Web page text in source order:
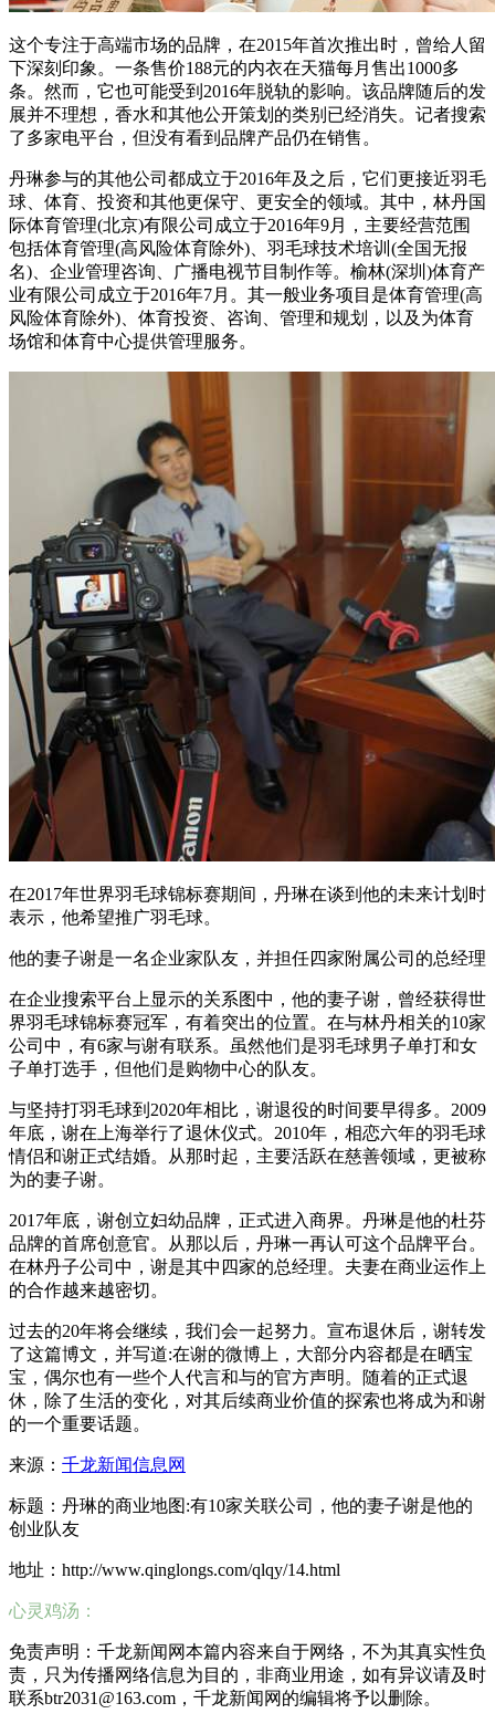
这个专注于高端市场的品牌，在2015年首次推出时，曾给人留
下深刻印象。一条售价188元的内衣在天猫每月售出1000多
条。然而，它也可能受到2016年脱轨的影响。该品牌随后的发
展并不理想，香水和其他公开策划的类别已经消失。记者搜索
了多家电平台，但没有看到品牌产品仍在销售。
丹琳参与的其他公司都成立于2016年及之后，它们更接近羽毛
球、体育、投资和其他更保守、更安全的领域。其中，林丹国
际体育管理(北京)有限公司成立于2016年9月，主要经营范围
包括体育管理(高风险体育除外)、羽毛球技术培训(全国无报
名)、企业管理咨询、广播电视节目制作等。榆林(深圳)体育产
业有限公司成立于2016年7月。其一般业务项目是体育管理(高
风险体育除外)、体育投资、咨询、管理和规划，以及为体育
场馆和体育中心提供管理服务。
在2017年世界羽毛球锦标赛期间，丹琳在谈到他的未来计划时
表示，他希望推广羽毛球。
他的妻子谢是一名企业家队友，并担任四家附属公司的总经理
在企业搜索平台上显示的关系图中，他的妻子谢，曾经获得世
界羽毛球锦标赛冠军，有着突出的位置。在与林丹相关的10家
公司中，有6家与谢有联系。虽然他们是羽毛球男子单打和女
子单打选手，但他们是购物中心的队友。
与坚持打羽毛球到2020年相比，谢退役的时间要早得多。2009
年底，谢在上海举行了退休仪式。2010年，相恋六年的羽毛球
情侣和谢正式结婚。从那时起，主要活跃在慈善领域，更被称
为的妻子谢。
2017年底，谢创立妇幼品牌，正式进入商界。丹琳是他的杜芬
品牌的首席创意官。从那以后，丹琳一再认可这个品牌平台。
在林丹子公司中，谢是其中四家的总经理。夫妻在商业运作上
的合作越来越密切。
过去的20年将会继续，我们会一起努力。宣布退休后，谢转发
了这篇博文，并写道:在谢的微博上，大部分内容都是在晒宝
宝，偶尔也有一些个人代言和与的官方声明。随着的正式退
休，除了生活的变化，对其后续商业价值的探索也将成为和谢
的一个重要话题。
来源： 千龙新闻信息网
标题：丹琳的商业地图:有10家关联公司，他的妻子谢是他的
创业队友
地址：http://www.qinglongs.com/qlqy/14.html
心灵鸡汤：
免责声明：千龙新闻网本篇内容来自于网络，不为其真实性负
责，只为传播网络信息为目的，非商业用途，如有异议请及时
联系btr2031@163.com，千龙新闻网的编辑将予以删除。